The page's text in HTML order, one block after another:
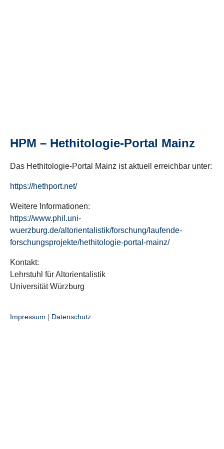
HPM – Hethitologie-Portal Mainz
Das Hethitologie-Portal Mainz ist aktuell erreichbar unter:
https://hethport.net/
Weitere Informationen:
https://www.phil.uni-
wuerzburg.de/altorientalistik/forschung/laufende-
forschungsprojekte/hethitologie-portal-mainz/
Kontakt:
Lehrstuhl für Altorientalistik
Universität Würzburg
Impressum | Datenschutz